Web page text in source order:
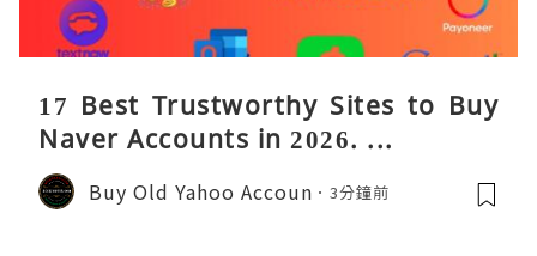
17 Best Trustworthy Sites to Buy
Naver Accounts in 2026. ...
Buy Old Yahoo Accoun 3分鐘前